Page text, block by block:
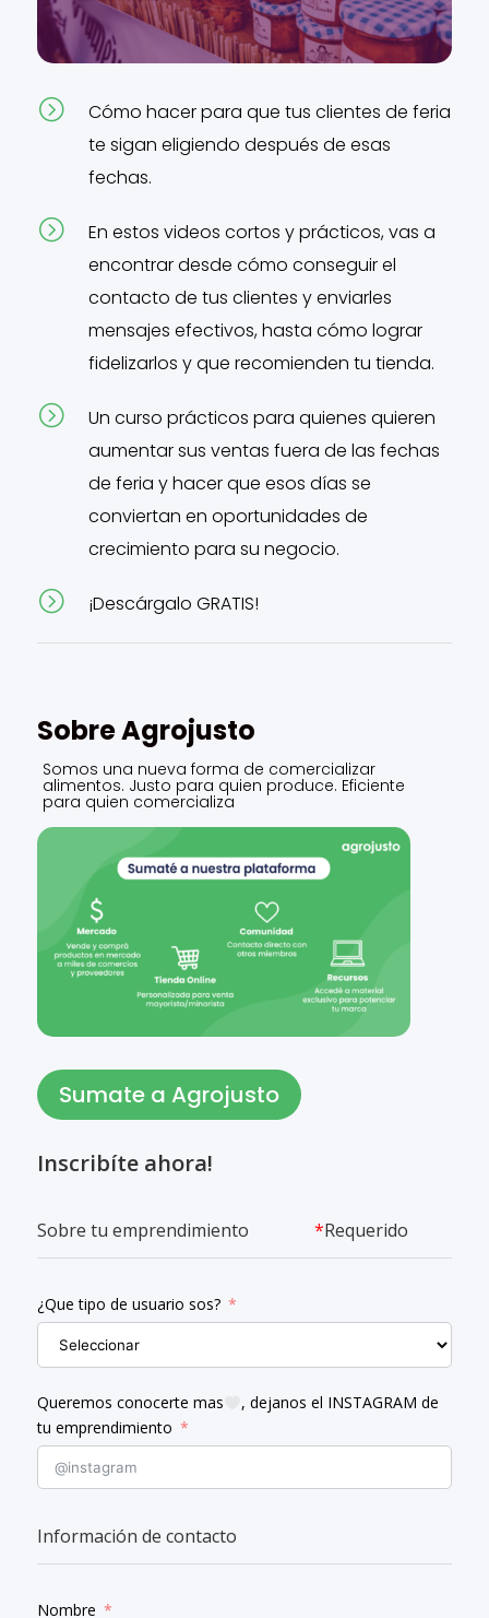
=
Cómo hacer para que tus clientes de feria
te sigan eligiendo después de esas
fechas.
=
En estos videos cortos y prácticos, vas a
encontrar desde cómo conseguir el
contacto de tus clientes y enviarles
mensajes efectivos, hasta cómo lograr
fidelizarlos y que recomienden tu tienda.
=
Un curso prácticos para quienes quieren
aumentar sus ventas fuera de las fechas
de feria y hacer que esos días se
conviertan en oportunidades de
crecimiento para su negocio.
= ¡Descárgalo GRATIS!
Sobre Agrojusto
Somos una nueva forma de comercializar
alimentos. Justo para quien produce. Eficiente
para quien comercializa
Sumate a Agrojusto
Inscribíte ahora!
Sobre tu emprendimiento *Requerido
¿Que tipo de usuario sos?
Queremos conocerte mas
, dejanos el INSTAGRAM de
tu emprendimiento
Información de contacto
Nombre